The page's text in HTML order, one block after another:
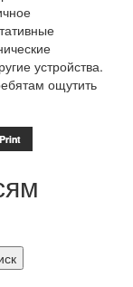
устройства.
ощутить
Print